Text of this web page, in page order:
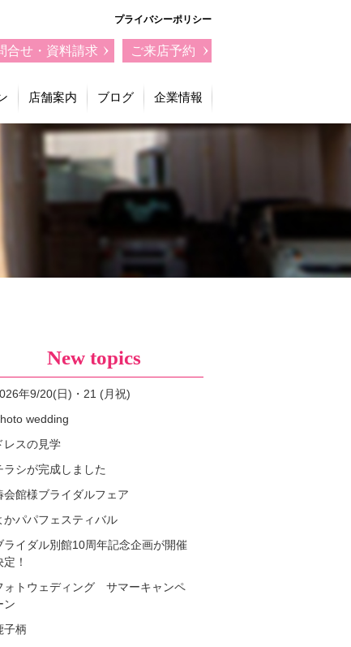
プライバシーポリシー
合せ・資料請求 ご来店予約
店舗案内 ブログ 企業情報
New topics
年9/20(日)・21 (月祝)
wedding
レスの見学
ラシが完成しました
会館様ブライダルフェア
かパパフェスティバル
ライダル別館10周年記念企画が開催
定！
ォトウェディング サマーキャンペ
ン
子柄